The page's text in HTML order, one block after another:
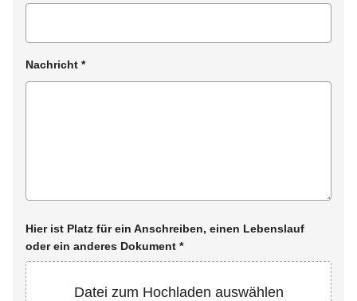
Nachricht *
Hier ist Platz für ein Anschreiben, einen Lebenslauf
oder ein anderes Dokument *
Datei zum Hochladen auswählen